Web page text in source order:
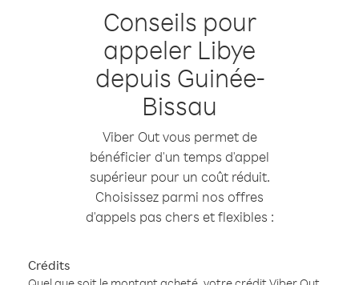
Conseils pour
appeler Libye
depuis Guinée-
Bissau
Viber Out vous permet de
bénéficier d'un temps d'appel
supérieur pour un coût réduit.
Choisissez parmi nos offres
d'appels pas chers et flexibles :
Crédits